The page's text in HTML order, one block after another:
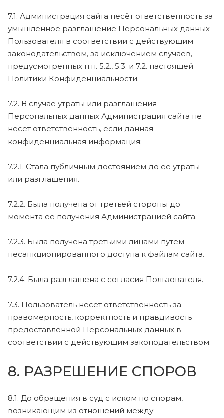
7.1. Администрация сайта несёт ответственность за
умышленное разглашение Персональных данных
Пользователя в соответствии с действующим
законодательством, за исключением случаев,
предусмотренных п.п. 5.2., 5.3. и 7.2. настоящей
Политики Конфиденциальности.
7.2. В случае утраты или разглашения
Персональных данных Администрация сайта не
несёт ответственность, если данная
конфиденциальная информация:
7.2.1. Стала публичным достоянием до её утраты
или разглашения.
7.2.2. Была получена от третьей стороны до
момента её получения Администрацией сайта.
7.2.3. Была получена третьими лицами путем
несанкционированного доступа к файлам сайта.
7.2.4. Была разглашена с согласия Пользователя.
7.3. Пользователь несет ответственность за
правомерность, корректность и правдивость
предоставленной Персональных данных в
соответствии с действующим законодательством.
8. РАЗРЕШЕНИЕ СПОРОВ
8.1. До обращения в суд с иском по спорам,
возникающим из отношений между